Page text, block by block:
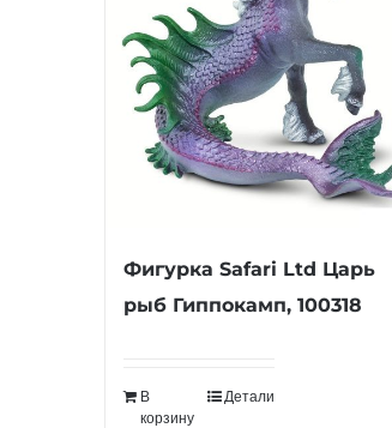
Фигурка Safari Ltd Царь
рыб Гиппокамп, 100318
В
корзину
Детали